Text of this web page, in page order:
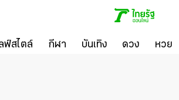
ฟ์สไตล์ กีฬา บันเทิง ดวง หวย